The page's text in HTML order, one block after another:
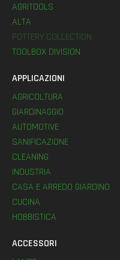
AGRITOOLS
ALTA
POTTERY COLLECTION
TOOLBOX DIVISION
APPLICAZIONI
AGRICOLTURA
GIARDINAGGIO
AUTOMOTIVE
SANIFICAZIONE
CLEANING
INDUSTRIA
CASA E ARREDO GIARDINO
CUCINA
HOBBISTICA
ACCESSORI